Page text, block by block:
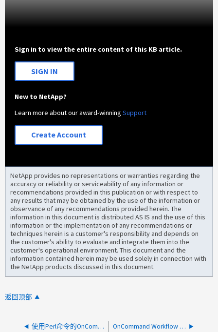
Sign in to view the entire content of this KB article.
SIGN IN
New to NetApp?
Learn more about our award-winningSupport
Create Account
NetApp provides no representations or warranties regarding the
accuracy or reliability or serviceability of any information or
recommendations provided in this publication or with respect to
any results that may be obtained by the use of the information or
observance of any recommendations provided herein. The
information in this document is distributed AS IS and the use of this
information or the implementation of any recommendations or
techniques herein is a customer's responsibility and depends on
the customer's ability to evaluate and integrate them into the
customer's operational environment. This document and the
information contained herein may be used solely in connection with
the NetApp products discussed in this document.
返回顶部
使用Perl命令的OnCommand Workflow Automation工作流无法运行、并显示错误"无法连接到阵列" OnCommand Workflow Automation 错误"Client does not support authentication protocol requested by server"。